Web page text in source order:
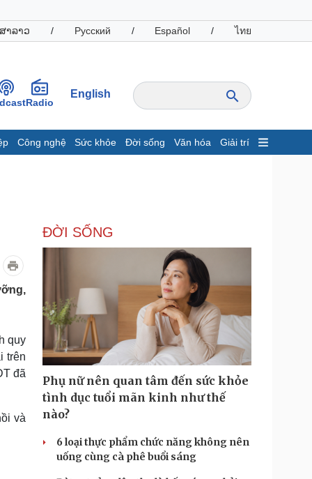
າລາວ / Русский / Español / ไทย
Radio
English
Công nghệ Sức khỏe Đời sống Văn hóa Giải trí
Giá cà phê
nghiệp
tin doanh nghiệp
nghiệp 24h
nhân
cộng đồng
Công nghệ
Sành điệu
Tin Công nghệ
Trải nghiệm
Chuyển đổi số
Tour
Podcast
Cửa sổ tình yêu
Kể chuyện cho bé
Hạt giống tâm hồn
quy
trên
đã
và
ĐỜI SỐNG
Phụ nữ nên quan tâm đến sức khỏe
tình dục tuổi mãn kinh như thế
nào?
6 loại thực phẩm chức năng không nên
uống cùng cà phê buổi sáng